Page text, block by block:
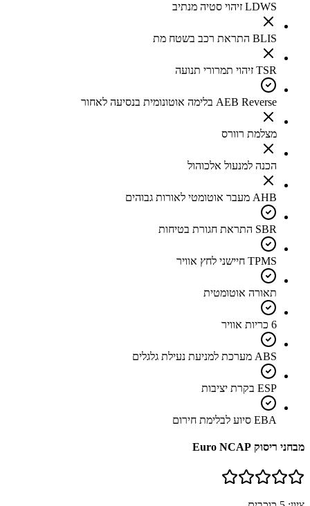
LDWS זיהוי סטיה מנתיב
BLIS התראת רכב בשטח מת
TSR זיהוי תמרורי תנועה
AEB Reverse בלימה אוטונומית בנסיעה לאחור
מצלמת רוורס
הכנה למנעול אלכוהול
AHB מעבר אוטומטי לאורות גבוהים
SBR התראת חגורת בטיחות
TPMS חיישני לחץ אוויר
תאורה אוטומטית
6 כריות אוויר
ABS מערכת למניעת נעילת גלגלים
ESP בקרת יציבות
EBA סיוע לבלימת חירום
מבחני ריסוק Euro NCAP